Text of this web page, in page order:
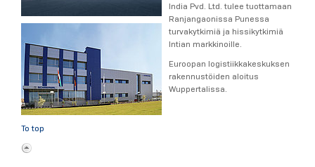
India Pvd. Ltd. tulee tuottamaan
Ranjangaonissa Punessa
turvakytkimiä ja hissikytkimiä
Intian markkinoille.
Euroopan logistiikkakeskuksen
rakennustöiden aloitus
Wuppertalissa.
To top